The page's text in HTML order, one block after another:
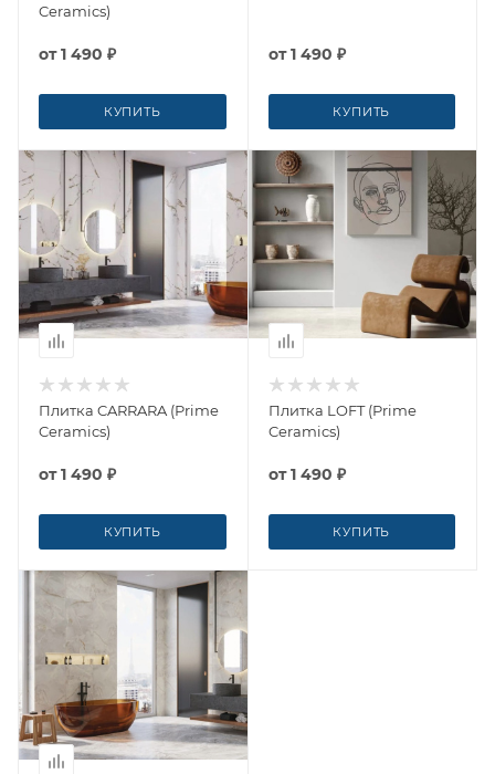
Ceramics)
от1 490 ₽
КУПИТЬ
от1 490 ₽
КУПИТЬ
Плитка CARRARA (Prime
Ceramics)
от1 490 ₽
КУПИТЬ
Плитка LOFT (Prime
Ceramics)
от1 490 ₽
КУПИТЬ